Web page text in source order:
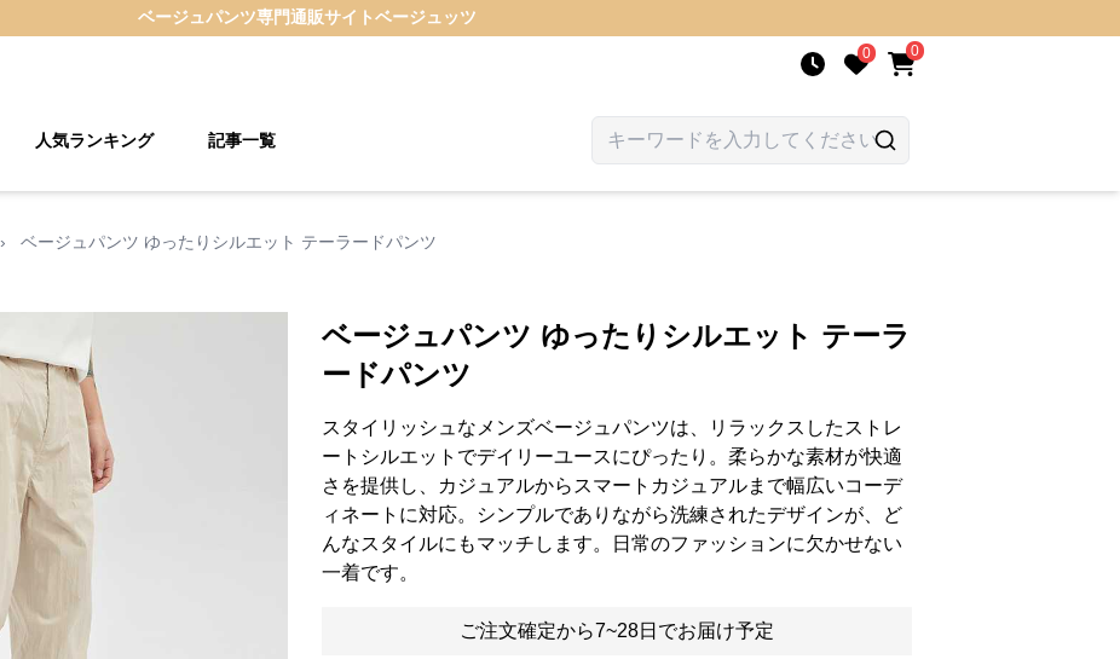
ベージュパンツ専門通販サイトベージュッツ
0 0
人気ランキング 記事一覧
› ベージュパンツ ゆったりシルエット テーラードパンツ
ベージュパンツ ゆったりシルエット テーラ
ードパンツ
スタイリッシュなメンズベージュパンツは、リラックスしたストレ
ートシルエットでデイリーユースにぴったり。柔らかな素材が快適
さを提供し、カジュアルからスマートカジュアルまで幅広いコーデ
ィネートに対応。シンプルでありながら洗練されたデザインが、ど
んなスタイルにもマッチします。日常のファッションに欠かせない
一着です。
ご注文確定から7~28日でお届け予定